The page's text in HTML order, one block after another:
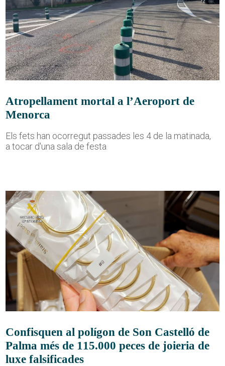
Atropellament mortal a l’Aeroport de
Menorca
Els fets han ocorregut passades les 4 de la matinada,
a tocar d'una sala de festa
Confisquen al polígon de Son Castelló de
Palma més de 115.000 peces de joieria de
luxe falsificades